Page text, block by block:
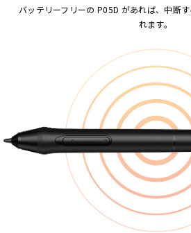
バッテリーフリーの P05D があれば、中断
れます。